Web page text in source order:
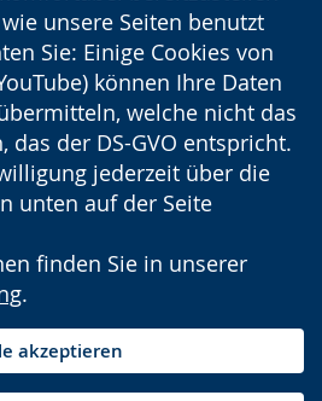
unsere Seiten benutzt
Sie: Einige Cookies von
können Ihre Daten
welche nicht das
das der DS-GVO entspricht.
jederzeit über die
unten auf der Seite
finden Sie in unserer
.
akzeptieren